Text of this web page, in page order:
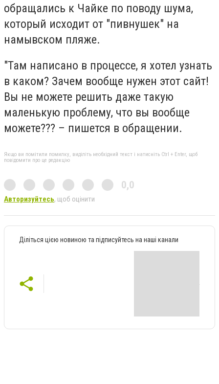
обращались к Чайке по поводу шума,
который исходит от "пивнушек" на
намывском пляже.
"Там написано в процессе, я хотел узнать
в каком? Зачем вообще нужен этот сайт!
Вы не можете решить даже такую
маленькую проблему, что вы вообще
можете??? – пишется в обращении.
Якщо ви помітили помилку, виділіть необхідний текст і натисніть Ctrl + Enter, щоб
повідомити про це редакцію
0,0
Авторизуйтесь, щоб оцінити
Діліться цією новиною та підписуйтесь на наші канали